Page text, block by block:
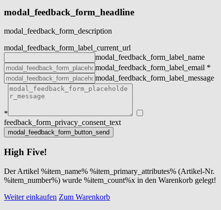
modal_feedback_form_headline
modal_feedback_form_description
modal_feedback_form_label_current_url
modal_feedback_form_label_name
modal_feedback_form_label_email *
modal_feedback_form_label_message
*
feedback_form_privacy_consent_text
High Five!
Der Artikel %item_name% %item_primary_attributes% (Artikel-Nr.
%item_number%) wurde %item_count%x in den Warenkorb gelegt!
Weiter einkaufen Zum Warenkorb